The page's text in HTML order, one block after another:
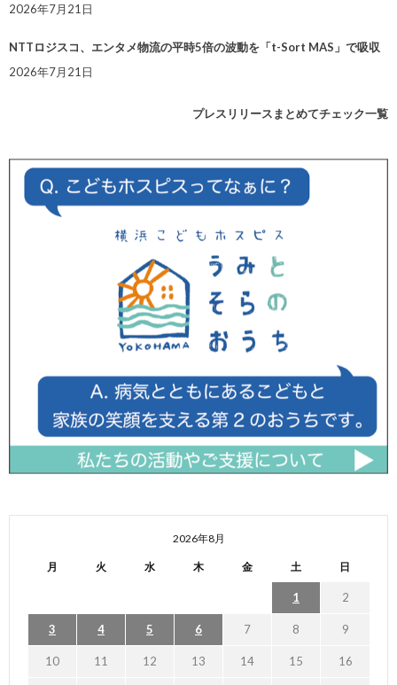
2026年7月21日
NTTロジスコ、エンタメ物流の平時5倍の波動を「t-Sort MAS」で吸収
2026年7月21日
プレスリリースまとめてチェック一覧
2026年8月
月 火 水 木 金 土 日
1 2
3 4 5 6 7 8 9
10 11 12 13 14 15 16